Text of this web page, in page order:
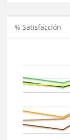
% Satisfacción